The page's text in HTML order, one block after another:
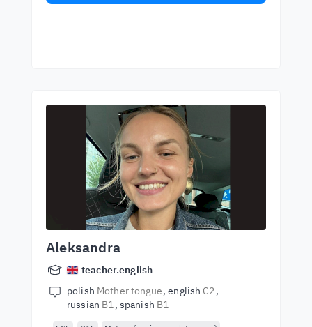
Aleksandra
teacher.english
polish Mother tongue english C2
russian B1 spanish B1